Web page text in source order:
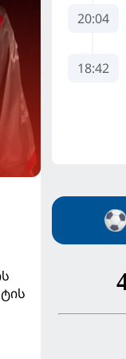
20:04
18:42